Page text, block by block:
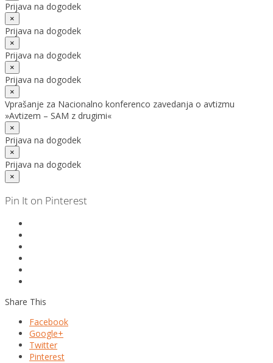
Prijava na dogodek
×
Prijava na dogodek
×
Prijava na dogodek
×
Prijava na dogodek
×
Vprašanje za Nacionalno konferenco zavedanja o avtizmu
»Avtizem – SAM z drugimi«
×
Prijava na dogodek
×
Prijava na dogodek
×
Pin It on Pinterest
Share This
Facebook
Google+
Twitter
Pinterest